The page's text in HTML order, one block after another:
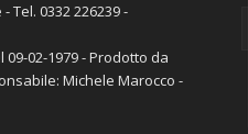
Tel. 0332 226239 -
02-1979 - Prodotto da
Michele Marocco -